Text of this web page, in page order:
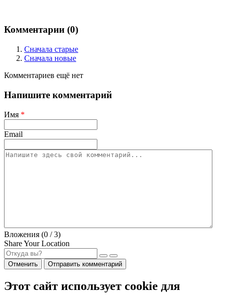
Комментарии (0)
Сначала старые
Сначала новые
Комментариев ещё нет
Напишите комментарий
Имя *
Email
Вложения (0 / 3)
Share Your Location
Отменить Отправить комментарий
Этот сайт использует cookie для